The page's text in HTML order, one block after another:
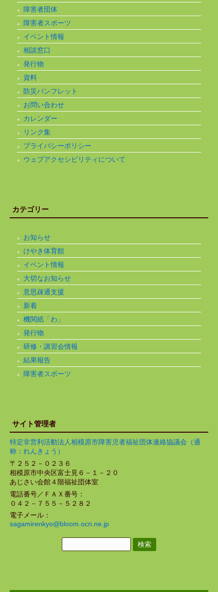
障害者団体
障害者スポーツ
イベント情報
相談窓口
発行物
資料
防災パンフレット
お問い合わせ
カレンダー
リンク集
プライバシーポリシー
ウェブアクセシビリティについて
カテゴリー
お知らせ
けやき体育館
イベント情報
大切なお知らせ
意思疎通支援
新着
機関紙「わ」
発行物
研修・講習会情報
結果報告
障害者スポーツ
サイト管理者
特定非営利活動法人相模原市障害児者福祉団体連絡協議会（通
称：れんきょう）
〒２５２－０２３６
相模原市中央区富士見６－１－２０
あじさい会館４階福祉団体室
電話番号／ＦＡＸ番号：
０４２－７５５－５２８２
電子メール：
sagamirenkyo@bloom.ocn.ne.jp
検
索: